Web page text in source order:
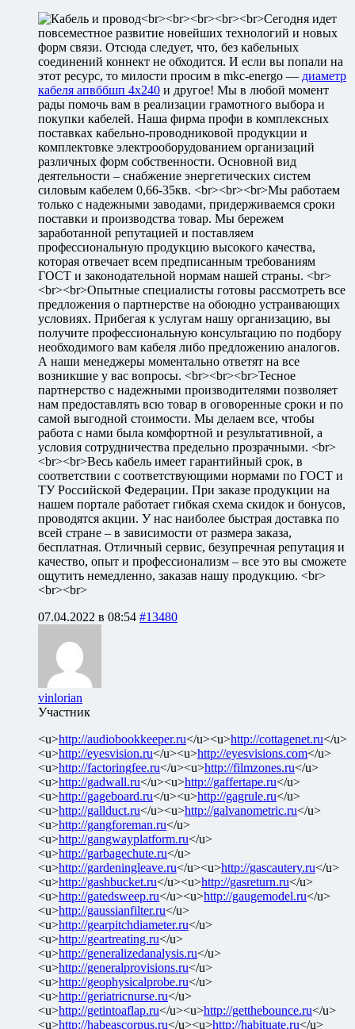
<br><br><br><br><br>Сегодня идет
повсеместное развитие новейших технологий и новых
форм связи. Отсюда следует, что, без кабельных
соединений коннект не обходится. И если вы попали на
этот ресурс, то милости просим в mkc-energo — диаметр
кабеля апвббшп 4х240 и другое! Мы в любой момент
рады помочь вам в реализации грамотного выбора и
покупки кабелей. Наша фирма профи в комплексных
поставках кабельно-проводниковой продукции и
комплектовке электрооборудованием организаций
различных форм собственности. Основной вид
деятельности – снабжение энергетических систем
силовым кабелем 0,66-35кв. <br><br><br>Мы работаем
только с надежными заводами, придерживаемся сроки
поставки и производства товар. Мы бережем
заработанной репутацией и поставляем
профессиональную продукцию высокого качества,
которая отвечает всем предписанным требованиям
ГОСТ и законодательной нормам нашей страны. <br>
<br><br>Опытные специалисты готовы рассмотреть все
предложения о партнерстве на обоюдно устраивающих
условиях. Прибегая к услугам нашу организацию, вы
получите профессиональную консультацию по подбору
необходимого вам кабеля либо предложению аналогов.
А наши менеджеры моментально ответят на все
возникшие у вас вопросы. <br><br><br>Тесное
партнерство с надежными производителями позволяет
нам предоставлять всю товар в оговоренные сроки и по
самой выгодной стоимости. Мы делаем все, чтобы
работа с нами была комфортной и результативной, а
условия сотрудничества предельно прозрачными. <br>
<br><br>Весь кабель имеет гарантийный срок, в
соответствии с соответствующими нормами по ГОСТ и
ТУ Российской Федерации. При заказе продукции на
нашем портале работает гибкая схема скидок и бонусов,
проводятся акции. У нас наиболее быстрая доставка по
всей стране – в зависимости от размера заказа,
бесплатная. Отличный сервис, безупречная репутация и
качество, опыт и профессионализм – все это вы сможете
ощутить немедленно, заказав нашу продукцию. <br>
<br><br>
07.04.2022 в 08:54 #13480
vinlorian
Участник
<u>http://audiobookkeeper.ru</u><u>http://cottagenet.ru</u>
<u>http://eyesvision.ru</u><u>http://eyesvisions.com</u>
<u>http://factoringfee.ru</u><u>http://filmzones.ru</u>
<u>http://gadwall.ru</u><u>http://gaffertape.ru</u>
<u>http://gageboard.ru</u><u>http://gagrule.ru</u>
<u>http://gallduct.ru</u><u>http://galvanometric.ru</u>
<u>http://gangforeman.ru</u>
<u>http://gangwayplatform.ru</u>
<u>http://garbagechute.ru</u>
<u>http://gardeningleave.ru</u><u>http://gascautery.ru</u>
<u>http://gashbucket.ru</u><u>http://gasreturn.ru</u>
<u>http://gatedsweep.ru</u><u>http://gaugemodel.ru</u>
<u>http://gaussianfilter.ru</u>
<u>http://gearpitchdiameter.ru</u>
<u>http://geartreating.ru</u>
<u>http://generalizedanalysis.ru</u>
<u>http://generalprovisions.ru</u>
<u>http://geophysicalprobe.ru</u>
<u>http://geriatricnurse.ru</u>
<u>http://getintoaflap.ru</u><u>http://getthebounce.ru</u>
<u>http://habeascorpus.ru</u><u>http://habituate.ru</u>